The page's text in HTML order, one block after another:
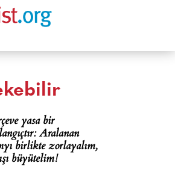
yasa bir
Aralanan
birlikte zorlayalım,
büyütelim!